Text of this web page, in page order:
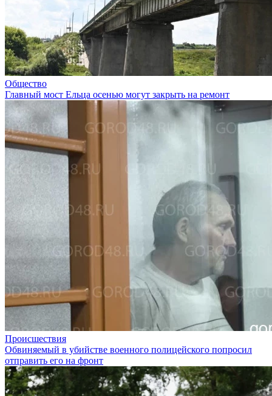
Общество
Главный мост Ельца осенью могут закрыть на ремонт
Происшествия
Обвиняемый в убийстве военного полицейского попросил
отправить его на фронт